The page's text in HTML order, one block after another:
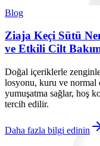
Blog
Ziaja Keçi Sütü
ve Etkili Cilt
Doğal içeriklerle
losyonu, kuru ve normal
yumuşatma sağlar, hoş
tercih edilir.
Daha fazla bilgi edinin